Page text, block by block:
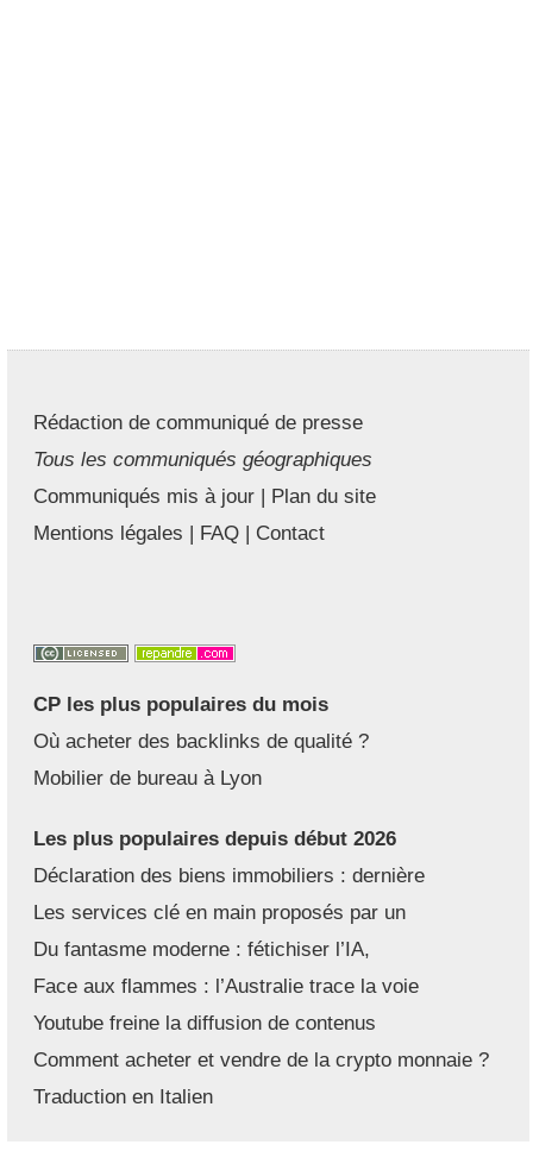
Rédaction de communiqué de presse
Tous les communiqués géographiques
Communiqués mis à jour | Plan du site
Mentions légales | FAQ | Contact
CP les plus populaires du mois
Où acheter des backlinks de qualité ?
Mobilier de bureau à Lyon
Les plus populaires depuis début 2026
Déclaration des biens immobiliers : dernière
Les services clé en main proposés par un
Du fantasme moderne : fétichiser l’IA,
Face aux flammes : l’Australie trace la voie
Youtube freine la diffusion de contenus
Comment acheter et vendre de la crypto monnaie ?
Traduction en Italien